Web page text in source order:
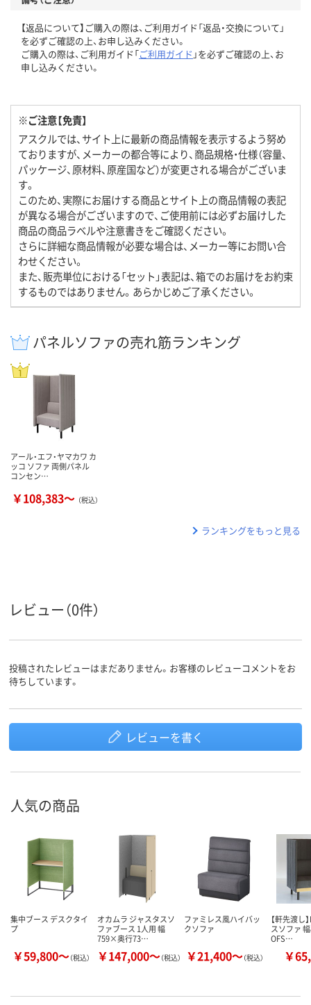
【返品について】ご購入の際は、ご利用ガイド「返品・交換について」
を必ずご確認の上、お申し込みください。
ご購入の際は、ご利用ガイド「ご利用ガイド 」を必ずご確認の上、お
申し込みください。
※ご注意【免責】
アスクルでは、サイト上に最新の商品情報を表示するよう努め
ておりますが、メーカーの都合等により、商品規格・仕様（容量、
パッケージ、原材料、原産国など）が変更される場合がございま
す。
このため、実際にお届けする商品とサイト上の商品情報の表記
が異なる場合がございますので、ご使用前には必ずお届けした
商品の商品ラベルや注意書きをご確認ください。
さらに詳細な商品情報が必要な場合は、メーカー等にお問い合
わせください。
また、販売単位における「セット」表記は、箱でのお届けをお約束
するものではありません。あらかじめご了承ください。
パネルソファの売れ筋ランキング
アール・エフ・ヤマカワ カ
ッコ ソファ 両側パネル
コンセン…
￥108,383～ （税込）
ランキングをもっと見る
レビュー（0件）
投稿されたレビューはまだありません。お客様のレビューコメントをお
待ちしています。
レビューを書く
人気の商品
集中ブース デスクタイ
プ
￥59,800～（税込）
オカムラ ジャスタスソ
ファブース 1人用 幅
759×奥行73…
￥147,000～（税込）
ファミレス風ハイバッ
クソファ
￥21,400～（税込）
【軒先渡し
スソファ
OFS…
￥